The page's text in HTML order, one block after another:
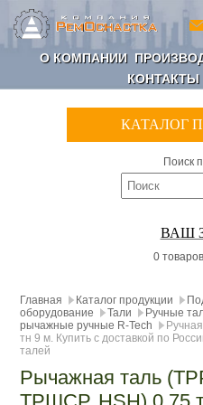
О КОМПАНИИ
КОНТАКТЫ
КАТАЛОГ
Поиск
ВАШ
0
Главная Каталог продукции
оборудование
Тали Ручные
рычажные ручные R-Tech
тн 9 м. Купить с доставкой по
талей
Рычажная таль